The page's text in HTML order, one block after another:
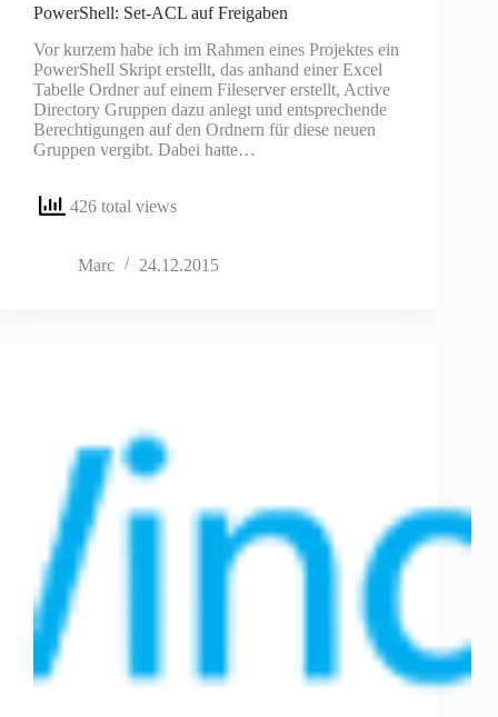
PowerShell: Set-ACL auf Freigaben
Vor kurzem habe ich im Rahmen eines Projektes ein
PowerShell Skript erstellt, das anhand einer Excel
Tabelle Ordner auf einem Fileserver erstellt, Active
Directory Gruppen dazu anlegt und entsprechende
Berechtigungen auf den Ordnern für diese neuen
Gruppen vergibt. Dabei hatte…
426 total views
Marc 24.12.2015